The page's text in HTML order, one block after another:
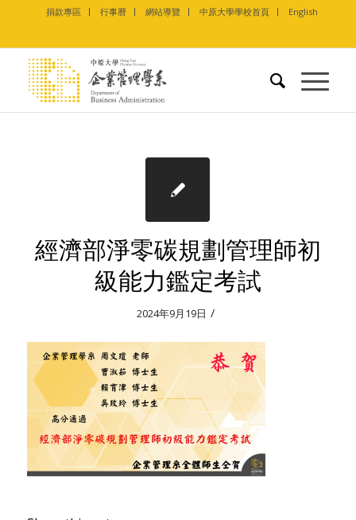
捐款專區 行事曆 網站導覽 中原大學學校首頁 English
經濟部淨零碳規劃管理師初
級能力鑑定考試
2024年9月19日 /